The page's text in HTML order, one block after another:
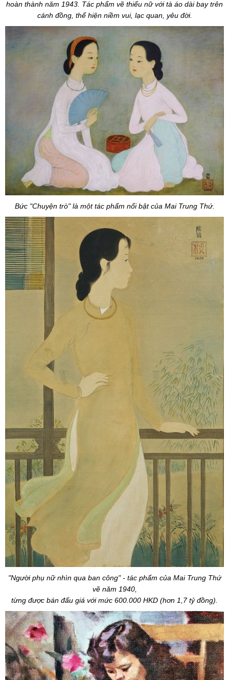
hoàn thành năm 1943. Tác phẩm vẽ thiếu nữ với tà áo dài bay trên
cánh đồng, thể hiện niềm vui, lạc quan, yêu đời.
Bức "Chuyện trò" là một tác phẩm nổi bật của Mai Trung Thứ.
"Người phụ nữ nhìn qua ban công" - tác phẩm của Mai Trung Thứ
vẽ năm 1940,
từng được bán đấu giá với mức 600.000 HKD (hơn 1,7 tỷ đồng).